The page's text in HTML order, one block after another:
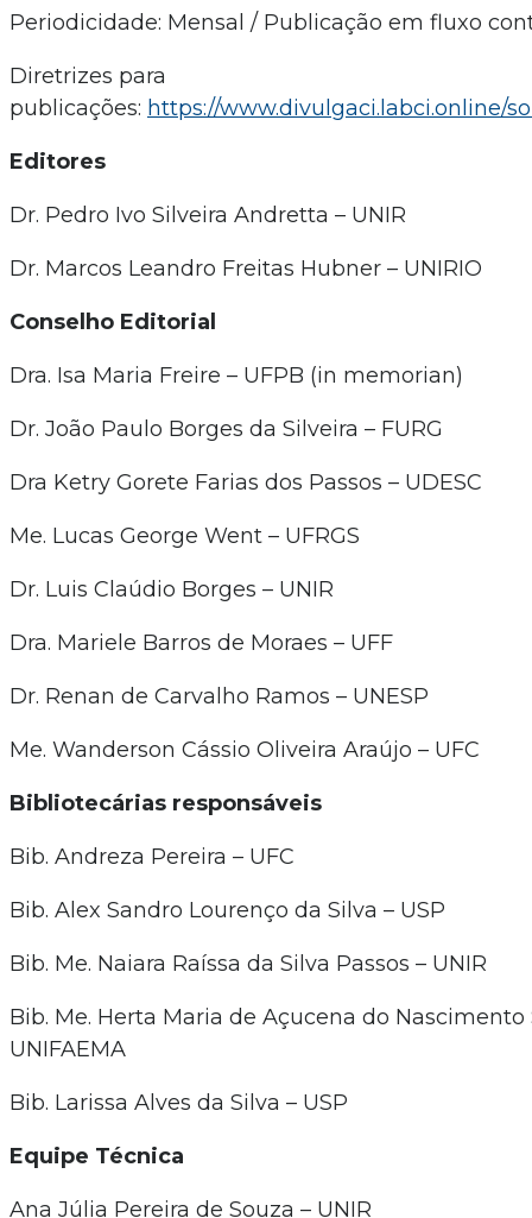
Periodicidade: Mensal / Publicação em fluxo
Diretrizes para
publicações: https://www.divulgaci.labci.online/
Editores
Dr. Pedro Ivo Silveira Andretta – UNIR
Dr. Marcos Leandro Freitas Hubner – UNIRIO
Conselho Editorial
Dra. Isa Maria Freire – UFPB (in memorian)
Dr. João Paulo Borges da Silveira – FURG
Dra Ketry Gorete Farias dos Passos – UDESC
Me. Lucas George Went – UFRGS
Dr. Luis Claúdio Borges – UNIR
Dra. Mariele Barros de Moraes – UFF
Dr. Renan de Carvalho Ramos – UNESP
Me. Wanderson Cássio Oliveira Araújo – UFC
Bibliotecárias responsáveis
Bib. Andreza Pereira – UFC
Bib. Alex Sandro Lourenço da Silva – USP
Bib. Me. Naiara Raíssa da Silva Passos – UNIR
Bib. Me. Herta Maria de Açucena do Nascimento
UNIFAEMA
Bib. Larissa Alves da Silva – USP
Equipe Técnica
Ana Júlia Pereira de Souza – UNIR